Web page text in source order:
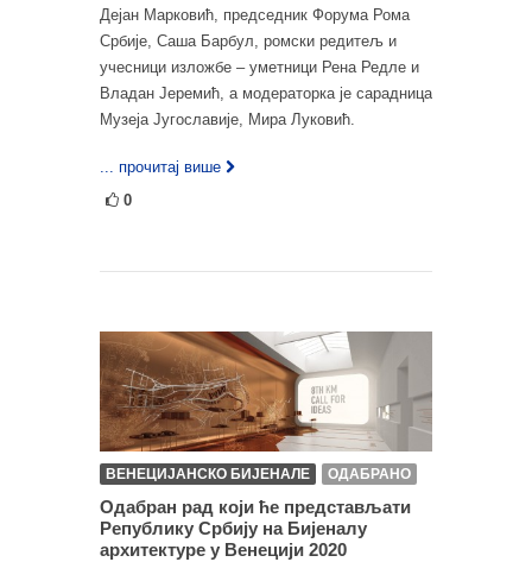
Дејан Марковић, председник Форума Рома
Србије, Саша Барбул, ромски редитељ и
учесници изложбе – уметници Рена Редле и
Владан Јеремић, а модераторка је сарадница
Музеја Југославије, Мира Луковић.
... прочитај више
0
ВЕНЕЦИЈАНСКО БИЈЕНАЛЕ ОДАБРАНО
Одабран рад који ће представљати
Републику Србију на Бијеналу
архитектуре у Венецији 2020